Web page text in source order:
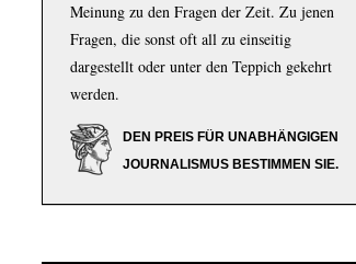
Meinung zu den Fragen der Zeit. Zu jenen
Fragen, die sonst oft all zu einseitig
dargestellt oder unter den Teppich gekehrt
werden.
DEN PREIS FÜR UNABHÄNGIGEN
JOURNALISMUS BESTIMMEN SIE.